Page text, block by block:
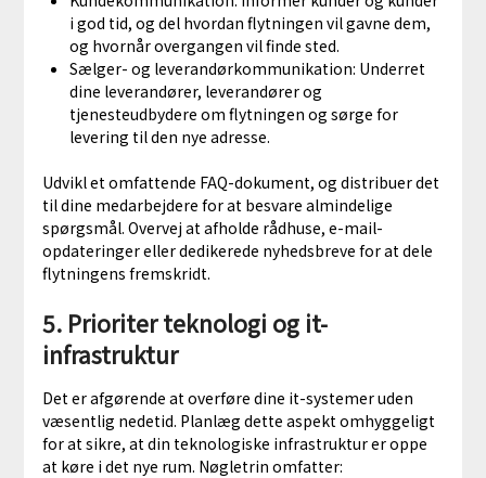
i god tid, og del hvordan flytningen vil gavne dem,
og hvornår overgangen vil finde sted.
Sælger- og leverandørkommunikation: Underret
dine leverandører, leverandører og
tjenesteudbydere om flytningen og sørge for
levering til den nye adresse.
Udvikl et omfattende FAQ-dokument, og distribuer det
til dine medarbejdere for at besvare almindelige
spørgsmål. Overvej at afholde rådhuse, e-mail-
opdateringer eller dedikerede nyhedsbreve for at dele
flytningens fremskridt.
5. Prioriter teknologi og it-
infrastruktur
Det er afgørende at overføre dine it-systemer uden
væsentlig nedetid. Planlæg dette aspekt omhyggeligt
for at sikre, at din teknologiske infrastruktur er oppe
at køre i det nye rum. Nøgletrin omfatter: